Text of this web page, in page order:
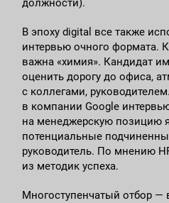
должности).
В эпоху digital все также
интервью очного формата.
важна «химия». Кандидат
оценить дорогу до офиса,
с коллегами,
в компании Google
на менеджерскую позицию
потенциальные
руководитель. По мнению
из методик успеха.
Многоступенчатый отбор —